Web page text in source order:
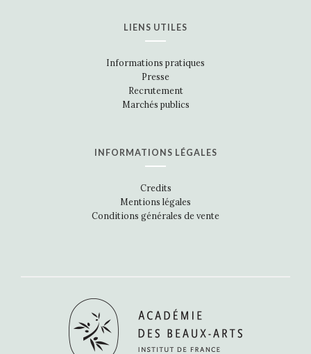
LIENS UTILES
Informations pratiques
Presse
Recrutement
Marchés publics
INFORMATIONS LÉGALES
Credits
Mentions légales
Conditions générales de vente